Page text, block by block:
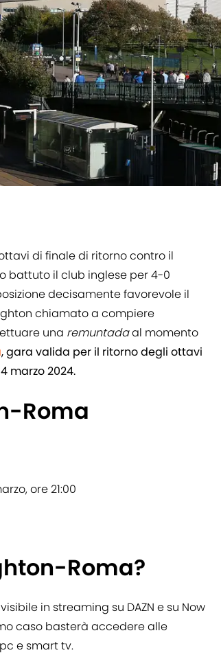
di finale di ritorno contro il
battuto il club inglese per 4-0
decisamente favorevole il
chiamato a compiere
una remuntadaal momento
, gara valida per il ritorno degli ottavi
marzo 2024.
Roma
ore 21:00
Roma?
in streaming su DAZN e su Now
caso basterà accedere alle
e smart tv.